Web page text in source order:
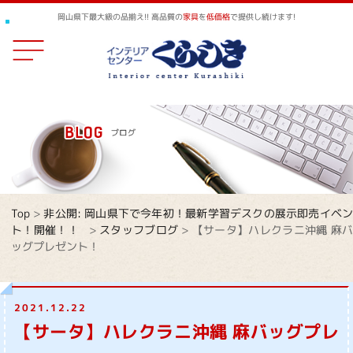
岡山県下最大級の品揃え!! 高品質の家具を低価格で提供し続けます!
Top >非公開: 岡山県下で今年初！最新学習デスクの展示即売イベン
ト！開催！！
> スタッフブログ >
【サータ】ハレクラニ沖縄 麻バ
ッグプレゼント！
2021.12.22
【サータ】ハレクラニ沖縄 麻バッグプレ